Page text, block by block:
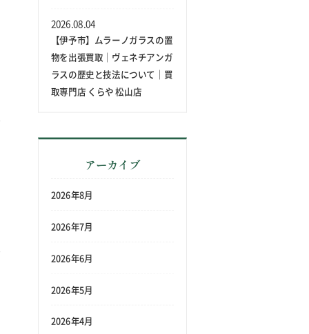
【伊予市】ムラーノガラスの置
物を出張買取｜ヴェネチアンガ
ラスの歴史と技法について｜買
取専門店 くらや 松山店
2026.08.04
アーカイブ
2026年8月
2026年7月
2026年6月
2026年5月
2026年4月